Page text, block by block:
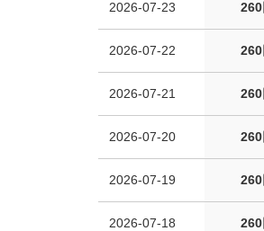
2026-07-23 260
2026-07-22 260
2026-07-21 260
2026-07-20 260
2026-07-19 260
2026-07-18 260